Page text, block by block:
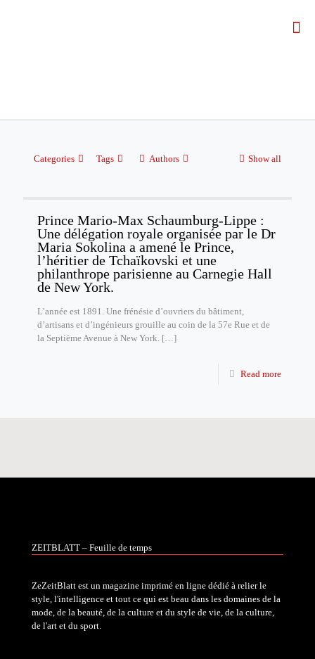
Categories Tags Authors Show all
Prince Mario-Max Schaumburg-Lippe :
Une délégation royale organisée par le Dr
Maria Sokolina a amené le Prince,
l’héritier de Tchaïkovski et une
philanthrope parisienne au Carnegie Hall
de New York.
L’année est 1891. Une frénésie d’ouvriers du bâtiment,
d’artisans et d’ingénieurs grouille au coin de la 57e Rue et de
la Septième Avenue à New York. […]
Read more
ZEITBLATT – Feuille de temps
ZeZeitBlatt est un magazine imprimé en ligne dédié à relier le
style, l'intelligence et tout ce qui est beau dans les domaines de la
mode, de la beauté, de la culture et du style de vie, de la culture,
de l'art et du sport.